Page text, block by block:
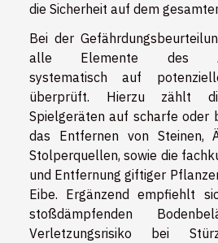
die Sicherheit auf dem
Bei der
alle Elemente des
systematisch auf
überprüft. Hierzu zählt
Spielgeräten auf scharfe oder
das Entfernen von Steinen,
Stolperquellen, sowie die
und Entfernung giftiger
Eibe. Ergänzend empfiehlt
stoßdämpfenden
Verletzungsrisiko bei